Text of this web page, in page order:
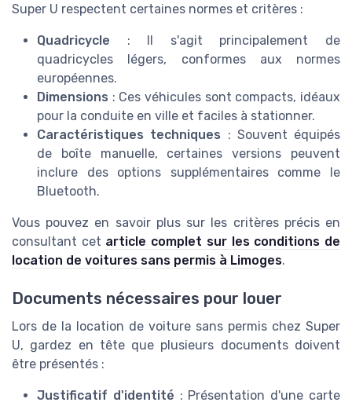
Super U respectent certaines normes et critères :
Quadricycle : Il s'agit principalement de
quadricycles légers, conformes aux normes
européennes.
Dimensions : Ces véhicules sont compacts, idéaux
pour la conduite en ville et faciles à stationner.
Caractéristiques techniques : Souvent équipés
de boîte manuelle, certaines versions peuvent
inclure des options supplémentaires comme le
Bluetooth.
Vous pouvez en savoir plus sur les critères précis en
consultant cet article complet sur les conditions de
location de voitures sans permis à Limoges.
Documents nécessaires pour louer
Lors de la location de voiture sans permis chez Super
U, gardez en tête que plusieurs documents doivent
être présentés :
Justificatif d'identité : Présentation d'une carte